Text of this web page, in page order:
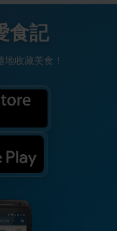
食記
收藏美食！